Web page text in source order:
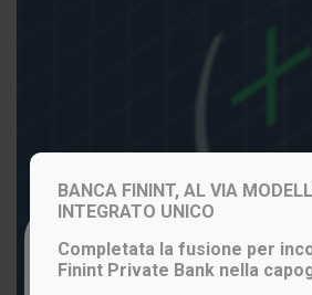
Login to your
BANCA FININT, AL VIA
INTEGRATO UNICO
Completata la fusione per
Finint Private Bank nella